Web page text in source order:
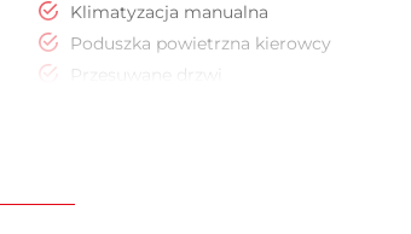
Klimatyzacja manualna
Poduszka powietrzna kierowcy
Przesuwane drzwi